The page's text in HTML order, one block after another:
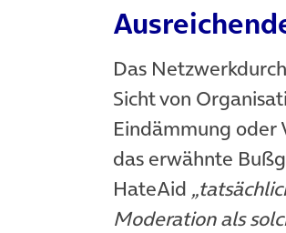
Das
Sicht von
Eindämmung
das erwähnte
HateAid
Moderation als